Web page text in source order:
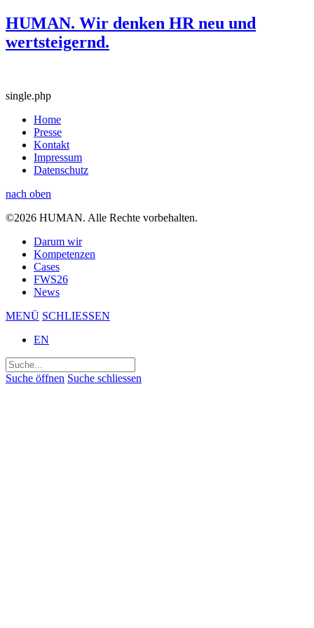
HUMAN. Wir denken HR neu und
wertsteigernd.
single.php
Home
Presse
Kontakt
Impressum
Datenschutz
nach oben
©2026 HUMAN. Alle Rechte vorbehalten.
Darum wir
Kompetenzen
Cases
FWS26
News
MENÜ SCHLIESSEN
EN
Suchen
nach:
Suche öffnen Suche schliessen